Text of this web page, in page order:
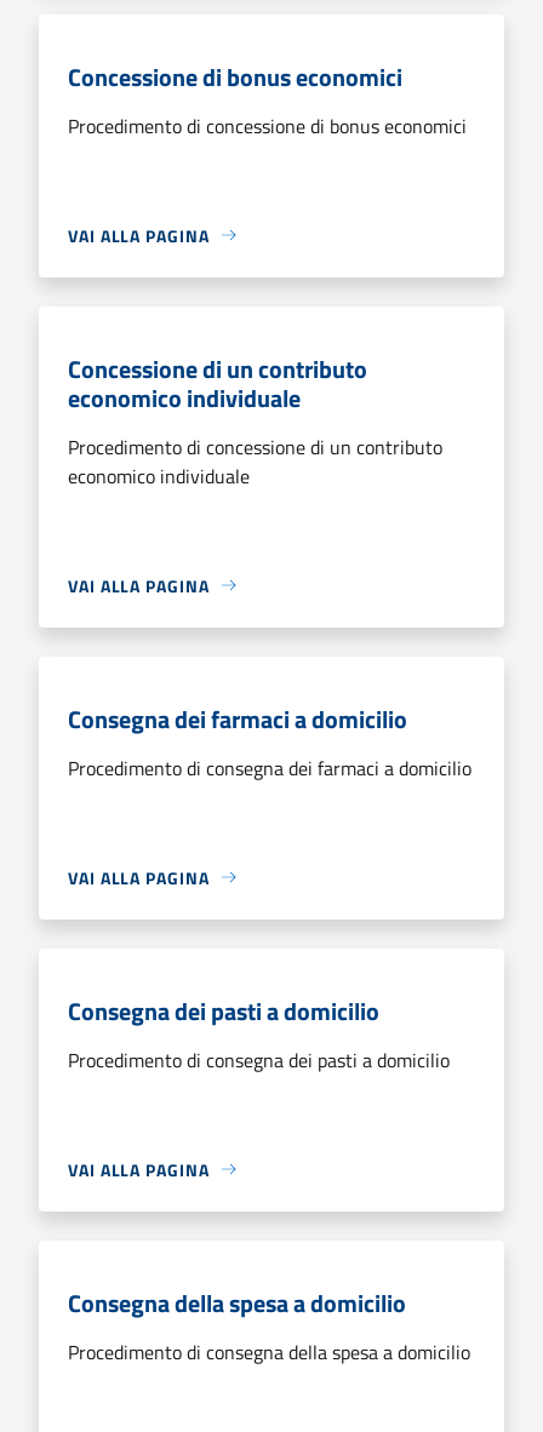
Concessione di bonus economici
Procedimento di concessione di bonus economici
VAI ALLA PAGINA
Concessione di un contributo
economico individuale
Procedimento di concessione di un contributo
economico individuale
VAI ALLA PAGINA
Consegna dei farmaci a domicilio
Procedimento di consegna dei farmaci a domicilio
VAI ALLA PAGINA
Consegna dei pasti a domicilio
Procedimento di consegna dei pasti a domicilio
VAI ALLA PAGINA
Consegna della spesa a domicilio
Procedimento di consegna della spesa a domicilio